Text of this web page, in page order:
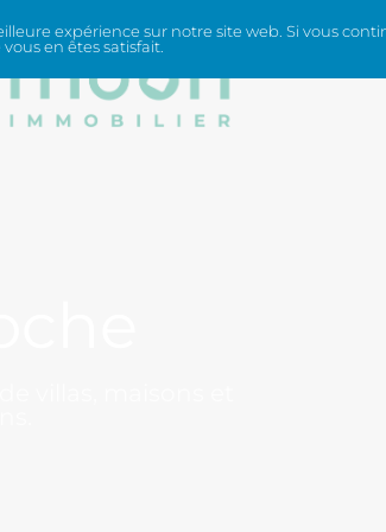
expérience sur notre site web. Si vous
en êtes satisfait.